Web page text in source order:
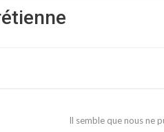
Il semble que nous ne